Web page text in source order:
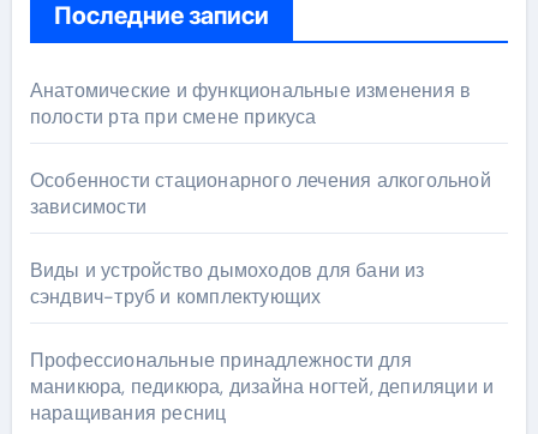
Последние записи
Анатомические и функциональные изменения в
полости рта при смене прикуса
Особенности стационарного лечения алкогольной
зависимости
Виды и устройство дымоходов для бани из
сэндвич-труб и комплектующих
Профессиональные принадлежности для
маникюра, педикюра, дизайна ногтей, депиляции и
наращивания ресниц